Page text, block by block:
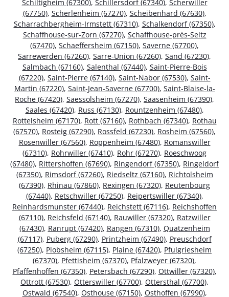
Schiltigheim (67300), Schillersdorf (67340), Scherwiller
(67750), Scherlenheim (67270), Scheibenhard (67630),
Scharrachbergheim-Irmstett (67310), Schalkendorf (67350),
Schaffhouse-sur-Zorn (67270), Schaffhouse-près-Seltz
(67470), Schaeffersheim (67150), Saverne (67700),
Sarrewerden (67260), Sarre-Union (67260), Sand (67230),
Salmbach (67160), Salenthal (67440), Saint-Pierre-Bois
(67220), Saint-Pierre (67140), Saint-Nabor (67530), Saint-
Martin (67220), Saint-Jean-Saverne (67700), Saint-Blaise-la-
Roche (67420), Saessolsheim (67270), Saasenheim (67390),
Saales (67420), Russ (67130), Rountzenheim (67480),
Rottelsheim (67170), Rott (67160), Rothbach (67340), Rothau
(67570), Rosteig (67290), Rossfeld (67230), Rosheim (67560),
Rosenwiller (67560), Roppenheim (67480), Romanswiller
(67310), Rohrwiller (67410), Rohr (67270), Roeschwoog
(67480), Rittershoffen (67690), Ringendorf (67350), Ringeldorf
(67350), Rimsdorf (67260), Riedseltz (67160), Richtolsheim
(67390), Rhinau (67860), Rexingen (67320), Reutenbourg
(67440), Retschwiller (67250), Reipertswiller (67340),
Reinhardsmunster (67440), Reichstett (67116), Reichshoffen
(67110), Reichsfeld (67140), Rauwiller (67320), Ratzwiller
(67430), Ranrupt (67420), Rangen (67310), Quatzenheim
(67117), Puberg (67290), Printzheim (67490), Preuschdorf
(67250), Plobsheim (67115), Plaine (67420), Pfulgriesheim
(67370), Pfettisheim (67370), Pfalzweyer (67320),
Pfaffenhoffen (67350), Petersbach (67290), Ottwiller (67320),
Ottrott (67530), Otterswiller (67700), Ottersthal (67700),
Ostwald (67540), Osthouse (67150), Osthoffen (67990),